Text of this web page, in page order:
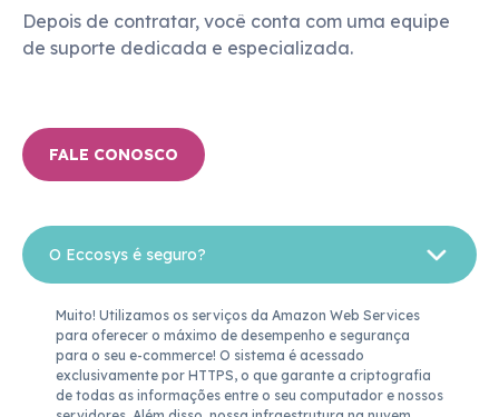
Depois de contratar, você conta com uma equipe
de suporte dedicada e especializada.
FALE CONOSCO
O Eccosys é seguro?
Muito! Utilizamos os serviços da Amazon Web Services
para oferecer o máximo de desempenho e segurança
para o seu e-commerce! O sistema é acessado
exclusivamente por HTTPS, o que garante a criptografia
de todas as informações entre o seu computador e nossos